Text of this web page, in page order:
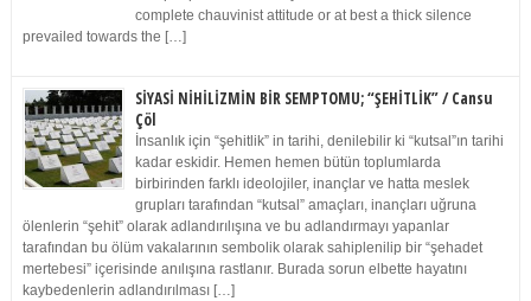
complete chauvinist attitude or at best a thick silence
prevailed towards the […]
SİYASİ NİHİLİZMİN BİR SEMPTOMU; “ŞEHİTLİK” / Cansu
Çöl
İnsanlık için “şehitlik” in tarihi, denilebilir ki “kutsal”ın tarihi
kadar eskidir. Hemen hemen bütün toplumlarda
birbirinden farklı ideolojiler, inançlar ve hatta meslek
grupları tarafından “kutsal” amaçları, inançları uğruna
ölenlerin “şehit” olarak adlandırılışına ve bu adlandırmayı yapanlar
tarafından bu ölüm vakalarının sembolik olarak sahiplenilip bir “şehadet
mertebesi” içerisinde anılışına rastlanır. Burada sorun elbette hayatını
kaybedenlerin adlandırılması […]